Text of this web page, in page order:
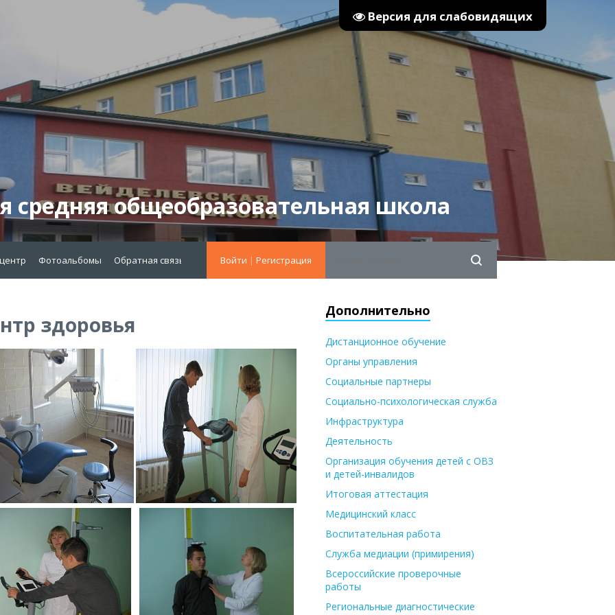
Версия для слабовидящих
средняя общеобразовательная школа
Войти | Регистрация
Фотоальбомы Обратная связь меню октябрь 2021
здоровья
Дополнительно
Дистанционное обучение
Органы управления
Социальные партнеры
Социально-психологическая служба
Инфраструктура
Деятельность
Организация обучения детей с ОВЗ
и детей-инвалидов
Итоговая аттестация
Медицинский класс
Воспитательная работа
Служба медиации (примирения)
Всероссийские проверочные
работы
Региональные диагностические